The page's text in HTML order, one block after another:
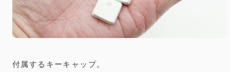
付属するキーキャップ。